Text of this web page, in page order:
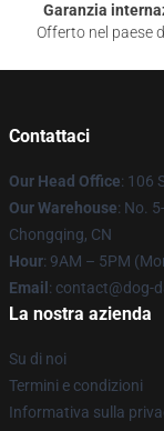
Garanzia
Offerto nel paese
Contattaci
Our Head Office: 106
Our Warehouse: No.
Chongqing, CN
Hour: 9AM – 5PM
Email : contact@dog-
La nostra azienda
Su di noi
Termini e condizioni
Informativa sulla